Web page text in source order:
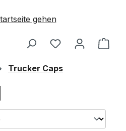
Trucker Caps